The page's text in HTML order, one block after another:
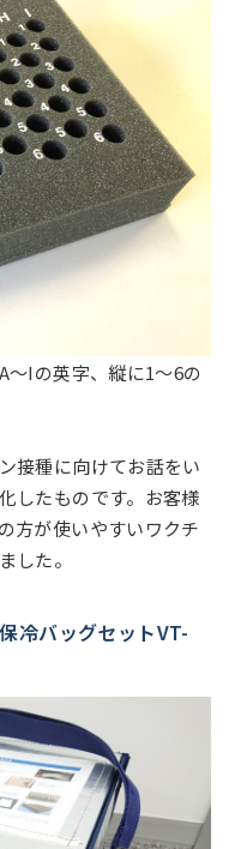
Iの英字、縦に1～6の
接種に向けてお話をい
したものです。お客様
方が使いやすいワクチ
した。
冷バッグセットVT-